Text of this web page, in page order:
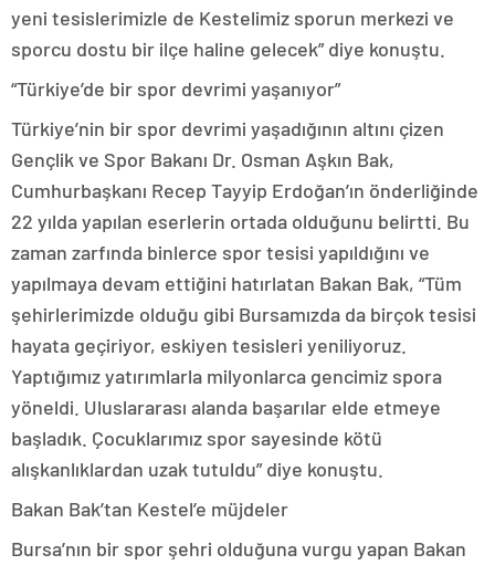
yeni tesislerimizle de Kestelimiz sporun merkezi ve
sporcu dostu bir ilçe haline gelecek” diye konuştu.
“Türkiye’de bir spor devrimi yaşanıyor”
Türkiye’nin bir spor devrimi yaşadığının altını çizen
Gençlik ve Spor Bakanı Dr. Osman Aşkın Bak,
Cumhurbaşkanı Recep Tayyip Erdoğan’ın önderliğinde
22 yılda yapılan eserlerin ortada olduğunu belirtti. Bu
zaman zarfında binlerce spor tesisi yapıldığını ve
yapılmaya devam ettiğini hatırlatan Bakan Bak, “Tüm
şehirlerimizde olduğu gibi Bursamızda da birçok tesisi
hayata geçiriyor, eskiyen tesisleri yeniliyoruz.
Yaptığımız yatırımlarla milyonlarca gencimiz spora
yöneldi. Uluslararası alanda başarılar elde etmeye
başladık. Çocuklarımız spor sayesinde kötü
alışkanlıklardan uzak tutuldu” diye konuştu.
Bakan Bak’tan Kestel’e müjdeler
Bursa’nın bir spor şehri olduğuna vurgu yapan Bakan